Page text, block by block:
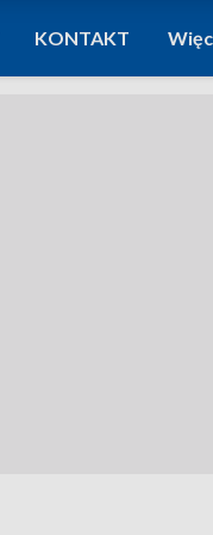
KONTAKT